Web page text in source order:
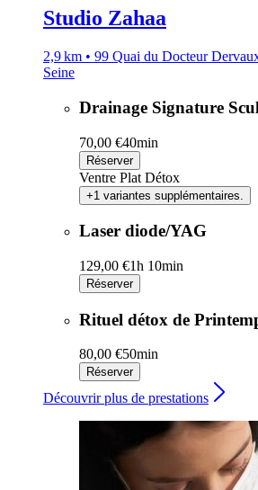
Studio Zahaa
2,9 km • 99 Quai du Docteur
Seine
Drainage Signature
70,00 €40min
Réserver
Ventre Plat Détox
+1 variantes supplémentaires.
Laser diode/YAG
129,00 €1h 10min
Réserver
Rituel détox de
80,00 €50min
Réserver
Découvrir plus de prestations